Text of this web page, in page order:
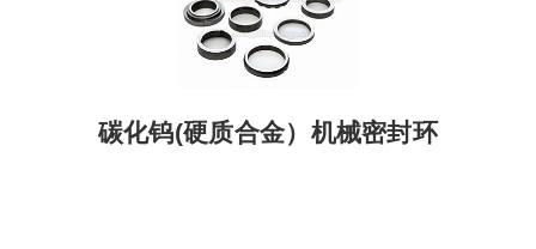
碳化钨(硬质合金）机械密封环